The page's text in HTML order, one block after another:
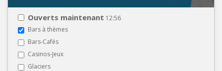
Ouverts maintenant 12:56
Bars à thèmes
Bars-Cafés
Casinos-Jeux
Glaciers